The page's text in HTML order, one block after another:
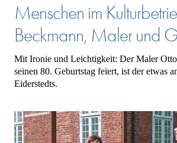
Menschen im
Beckmann, Maler und
Mit Ironie und Leichtigkeit: Der Maler
seinen 80. Geburtstag feiert, ist der etwas
Eiderstedts.